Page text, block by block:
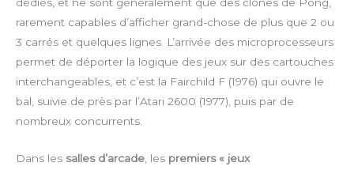
rarement capables d’afficher grand-chose de plus que 2 ou
3 carrés et quelques lignes. L’arrivée des microprocesseurs
permet de déporter la logique des jeux sur des cartouches
interchangeables, et c’est la Fairchild F (1976) qui ouvre le
bal, suivie de près par l’Atari 2600 (1977), puis par de
nombreux concurrents.
Dans les salles d’arcade , les premiers « jeux